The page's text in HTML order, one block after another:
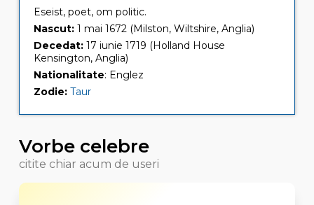
Eseist, poet, om politic.
Nascut:1 mai 1672 (Milston, Wiltshire, Anglia)
Decedat:17 iunie 1719 (Holland House
Kensington, Anglia)
Nationalitate: Englez
Zodie: Taur
Vorbe celebre
citite chiar acum de useri